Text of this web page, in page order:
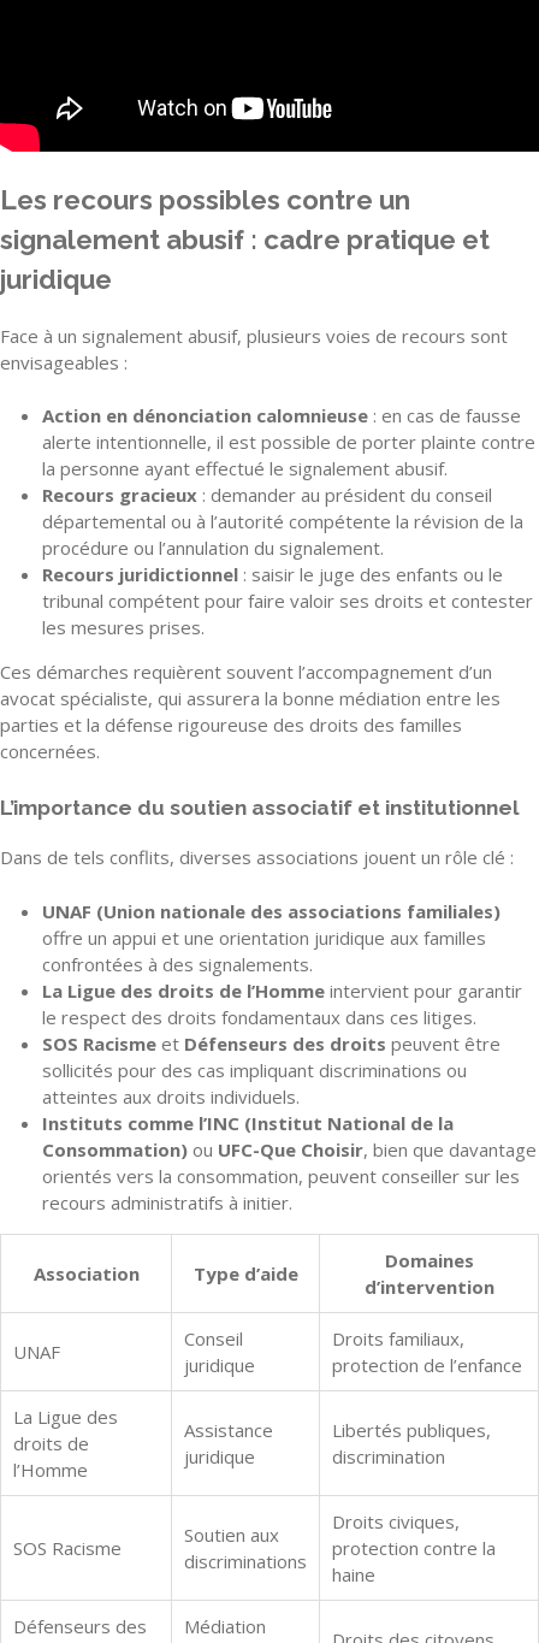
Les recours possibles contre un
signalement abusif : cadre pratique et
juridique
Face à un signalement abusif, plusieurs voies de recours sont
envisageables :
Action en dénonciation calomnieuse : en cas de fausse
alerte intentionnelle, il est possible de porter plainte contre
la personne ayant effectué le signalement abusif.
Recours gracieux : demander au président du conseil
départemental ou à l’autorité compétente la révision de la
procédure ou l’annulation du signalement.
Recours juridictionnel : saisir le juge des enfants ou le
tribunal compétent pour faire valoir ses droits et contester
les mesures prises.
Ces démarches requièrent souvent l’accompagnement d’un
avocat spécialiste, qui assurera la bonne médiation entre les
parties et la défense rigoureuse des droits des familles
concernées.
L’importance du soutien associatif et institutionnel
Dans de tels conflits, diverses associations jouent un rôle clé :
UNAF (Union nationale des associations familiales)
offre un appui et une orientation juridique aux familles
confrontées à des signalements.
La Ligue des droits de l’Homme intervient pour garantir
le respect des droits fondamentaux dans ces litiges.
SOS Racisme et Défenseurs des droits peuvent être
sollicités pour des cas impliquant discriminations ou
atteintes aux droits individuels.
Instituts comme l’INC (Institut National de la
Consommation) ou UFC-Que Choisir, bien que davantage
orientés vers la consommation, peuvent conseiller sur les
recours administratifs à initier.
Association Type d’aide
Domaines
d’intervention
UNAF
Conseil
juridique
Droits familiaux,
protection de l’enfance
La Ligue des
droits de
l’Homme
Assistance
juridique
Libertés publiques,
discrimination
SOS Racisme
Soutien aux
discriminations
Droits civiques,
protection contre la
haine
Défenseurs des
Médiation